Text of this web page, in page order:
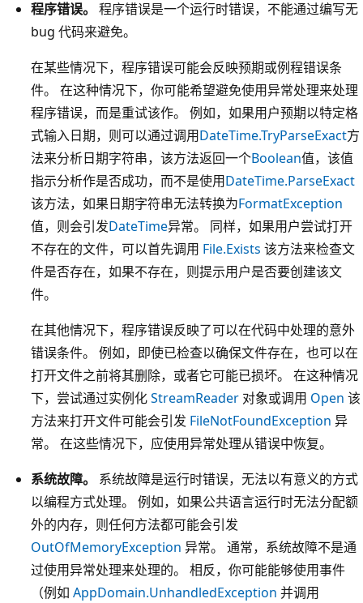
程序错误。 程序错误是一个运行时错误，不能通过编写无
bug 代码来避免。
在某些情况下，程序错误可能会反映预期或例程错误条
件。 在这种情况下，你可能希望避免使用异常处理来处理
程序错误，而是重试该作。 例如，如果用户预期以特定格
式输入日期，则可以通过调用DateTime.TryParseExact方
法来分析日期字符串，该方法返回一个Boolean值，该值
指示分析作是否成功，而不是使用DateTime.ParseExact
该方法，如果日期字符串无法转换为FormatException
值，则会引发DateTime异常。 同样，如果用户尝试打开
不存在的文件，可以首先调用 File.Exists 该方法来检查文
件是否存在，如果不存在，则提示用户是否要创建该文
件。
在其他情况下，程序错误反映了可以在代码中处理的意外
错误条件。 例如，即使已检查以确保文件存在，也可以在
打开文件之前将其删除，或者它可能已损坏。 在这种情况
下，尝试通过实例化StreamReader 对象或调用 Open 该
方法来打开文件可能会引发 FileNotFoundException 异
常。 在这些情况下，应使用异常处理从错误中恢复。
系统故障。
系统故障是运行时错误，无法以有意义的方式
以编程方式处理。 例如，如果公共语言运行时无法分配额
外的内存，则任何方法都可能会引发
OutOfMemoryException 异常。 通常，系统故障不是通
过使用异常处理来处理的。 相反，你可能能够使用事件
（例如 AppDomain.UnhandledException 并调用